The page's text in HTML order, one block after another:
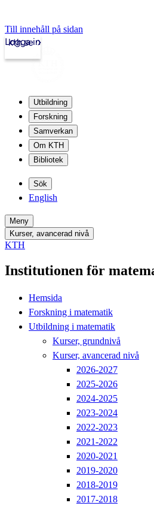
Till innehåll på sidan
kth.se
Logga in
Utbildning
Forskning
Samverkan
Om KTH
Bibliotek
Sök
English
Meny
Kurser, avancerad nivå
KTH
Institutionen för
Hemsida
Forskning i matematik
Utbildning i matematik
Kurser, grundnivå
Kurser, avancerad nivå
2026-2027
2025-2026
2024-2025
2023-2024
2022-2023
2021-2022
2020-2021
2019-2020
2018-2019
2017-2018